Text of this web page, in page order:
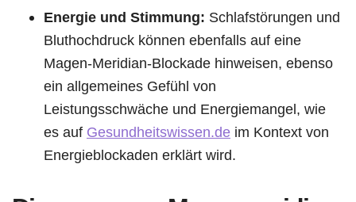
Energie und Stimmung: Schlafstörungen und
Bluthochdruck können ebenfalls auf eine
Magen-Meridian-Blockade hinweisen, ebenso
ein allgemeines Gefühl von
Leistungsschwäche und Energiemangel, wie
es auf Gesundheitswissen.de im Kontext von
Energieblockaden erklärt wird.